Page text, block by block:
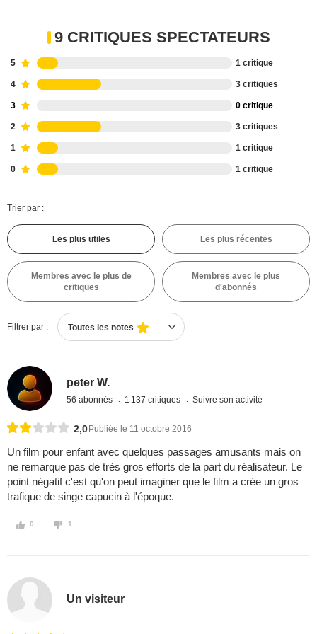
9 CRITIQUES SPECTATEURS
5 1 critique
4 3 critiques
3 0 critique
2 3 critiques
1 1 critique
0 1 critique
Trier par :
Les plus utiles Les plus récentes
Membres avec le plus de
critiques
Membres avec le plus
d'abonnés
Filtrer par : Toutes les notes
peter W.
56 abonnés 1 137 critiques Suivre son activité
2,0 Publiée le 11 octobre 2016
Un film pour enfant avec quelques passages amusants mais on
ne remarque pas de très gros efforts de la part du réalisateur. Le
point négatif c'est qu'on peut imaginer que le film a crée un gros
trafique de singe capucin à l'époque.
0 1
Un visiteur